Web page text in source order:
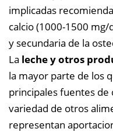
implicadas
calcio (1000-1500
y secundaria de la
La leche y otros
la mayor parte de los
principales fuentes de
variedad de otros
representan